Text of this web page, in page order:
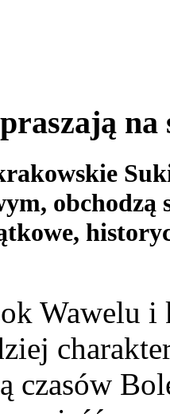
na
obchodzą
Wawelu i
czasów